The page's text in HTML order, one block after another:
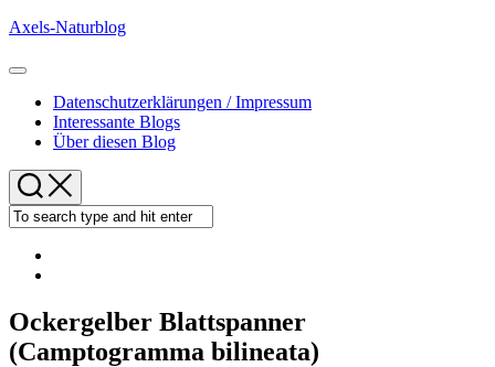
Skip
content
Axels-Naturblog
Expand
Datenschutzerklärungen / Impressum
Interessante Blogs
Über diesen Blog
Ockergelber Blattspanner
(Camptogramma bilineata)